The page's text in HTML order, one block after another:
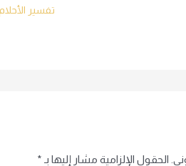
تفسير الأحلام
الحقول الإلزامية مشار إليها بـ *